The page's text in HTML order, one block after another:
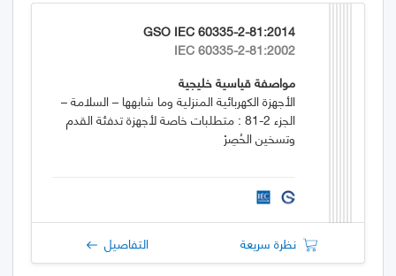
GSO IEC 60335-2-81:2014
IEC 60335-2-81:2002
مواصفة قياسية خليجية
الأجهزة الكهربائية المنزلية وما شابهها – السلامة –
الجزء 2-81 : متطلبات خاصة لأجهزة تدفئة القدم
وتسخين الحُصِرْ
نظرة سريعة التفاصيل